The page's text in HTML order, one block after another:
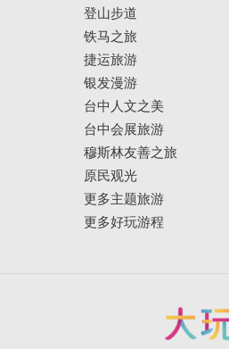
登山步道
铁马之旅
捷运旅游
银发漫游
台中人文之美
台中会展旅游
穆斯林友善之旅
原民观光
更多主题旅游
更多好玩游程